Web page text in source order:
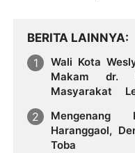
BERITA LAINNYA
Wali Kota
Makam dr.
Masyarakat
Mengenang
Haranggaol,
Toba